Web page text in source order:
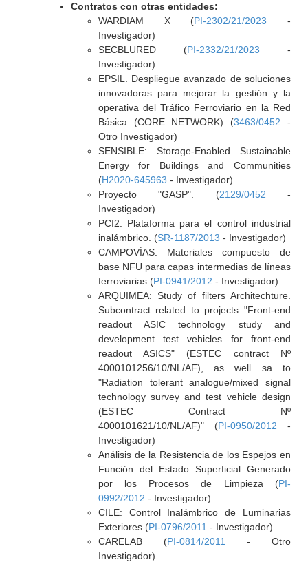
Contratos con otras entidades:
WARDIAM X (PI-2302/21/2023 -
Investigador)
SECBLURED (PI-2332/21/2023 -
Investigador)
EPSIL. Despliegue avanzado de soluciones
innovadoras para mejorar la gestión y la
operativa del Tráfico Ferroviario en la Red
Básica (CORE NETWORK) (3463/0452 -
Otro Investigador)
SENSIBLE: Storage-Enabled Sustainable
Energy for Buildings and Communities
(H2020-645963 - Investigador)
Proyecto "GASP". (2129/0452 -
Investigador)
PCI2: Plataforma para el control industrial
inalámbrico. (SR-1187/2013 - Investigador)
CAMPOVÍAS: Materiales compuesto de
base NFU para capas intermedias de líneas
ferroviarias (PI-0941/2012 - Investigador)
ARQUIMEA: Study of filters Architechture.
Subcontract related to projects "Front-end
readout ASIC technology study and
development test vehicles for front-end
readout ASICS" (ESTEC contract Nº
4000101256/10/NL/AF), as well sa to
"Radiation tolerant analogue/mixed signal
technology survey and test vehicle design
(ESTEC Contract Nº
4000101621/10/NL/AF)" (PI-0950/2012 -
Investigador)
Análisis de la Resistencia de los Espejos en
Función del Estado Superficial Generado
por los Procesos de Limpieza (PI-
0992/2012 - Investigador)
CILE: Control Inalámbrico de Luminarias
Exteriores (PI-0796/2011 - Investigador)
CARELAB (PI-0814/2011
- Otro
Investigador)